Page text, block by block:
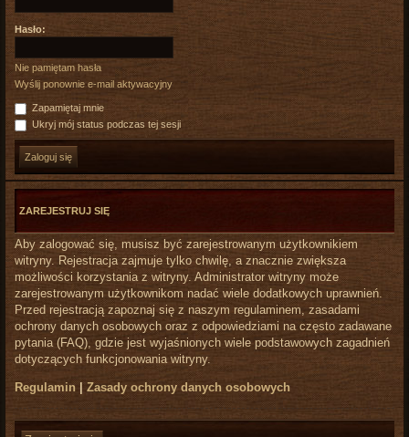
Hasło:
Nie pamiętam hasła
Wyślij ponownie e-mail aktywacyjny
Zapamiętaj mnie
Ukryj mój status podczas tej sesji
ZAREJESTRUJ SIĘ
Aby zalogować się, musisz być zarejestrowanym użytkownikiem
witryny. Rejestracja zajmuje tylko chwilę, a znacznie zwiększa
możliwości korzystania z witryny. Administrator witryny może
zarejestrowanym użytkownikom nadać wiele dodatkowych uprawnień.
Przed rejestracją zapoznaj się z naszym regulaminem, zasadami
ochrony danych osobowych oraz z odpowiedziami na często zadawane
pytania (FAQ), gdzie jest wyjaśnionych wiele podstawowych zagadnień
dotyczących funkcjonowania witryny.
Regulamin Zasady ochrony danych osobowych